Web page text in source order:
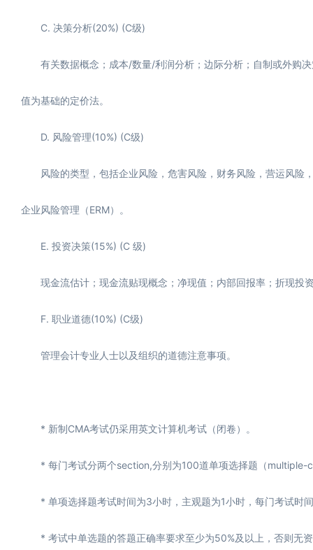
C. 决策分析(20%) (C级)
有关数据概念；成本/数量/利润分析；边际分析；自制或外购决
值为基础的定价法。
D. 风险管理(10%) (C级)
风险的类型，包括企业风险，危害风险，财务风险，营运风险
企业风险管理（ERM）。
E. 投资决策(15%) (C 级)
现金流估计；现金流贴现概念；净现值；内部回报率；折现投
F. 职业道德(10%) (C级)
管理会计专业人士以及组织的道德注意事项。
* 新制CMA考试仍采用英文计算机考试（闭卷）。
* 每门考试分两个section,分别为100道单项选择题（multiple-
* 单项选择题考试时间为3小时，主观题为1小时，每门考试时
* 考试中单选题的答题正确率要求至少为50%及以上，否则无